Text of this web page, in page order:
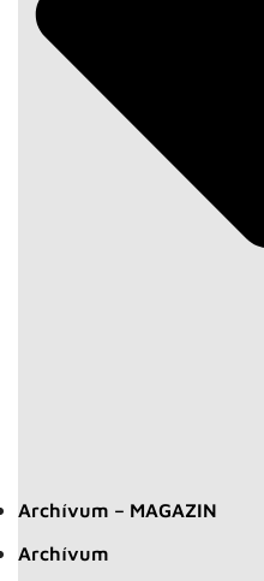
Archívum – MAGAZIN
Archívum